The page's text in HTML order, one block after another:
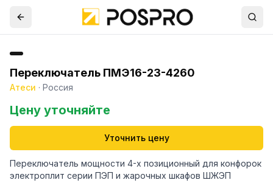
Переключатель ПМЭ16-23-4260
Атеси · Россия
Цену уточняйте
Уточнить цену
Переключатель мощности 4-х позиционный для конфорок
электроплит серии ПЭП и жарочных шкафов ШЖЭП